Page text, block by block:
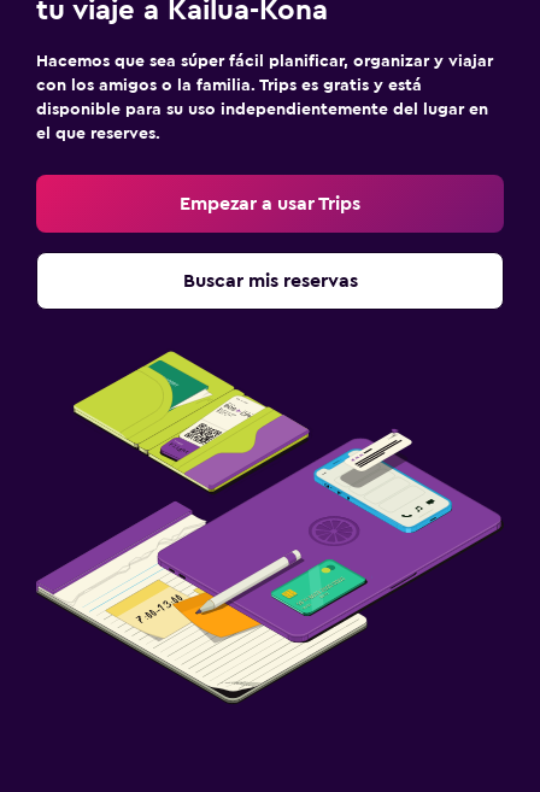
tu viaje a Kailua-Kona
Hacemos que sea súper fácil planificar, organizar y viajar
con los amigos o la familia. Trips es gratis y está
disponible para su uso independientemente del lugar en
el que reserves.
Empezar a usar Trips
Buscar mis reservas